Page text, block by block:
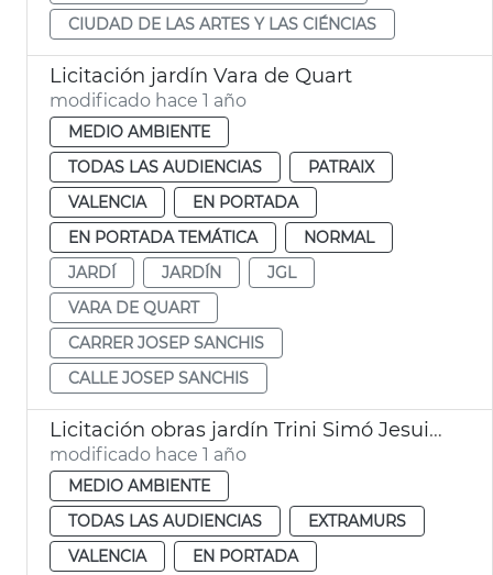
CIUDAD DE LAS ARTES Y LAS CIÉNCIAS
Licitación jardín Vara de Quart
modificado hace 1 año
MEDIO AMBIENTE
TODAS LAS AUDIENCIAS
PATRAIX
VALENCIA
EN PORTADA
EN PORTADA TEMÁTICA
NORMAL
JARDÍ
JARDÍN
JGL
VARA DE QUART
CARRER JOSEP SANCHIS
CALLE JOSEP SANCHIS
Licitación obras jardín Trini Simó Jesuitas
modificado hace 1 año
MEDIO AMBIENTE
TODAS LAS AUDIENCIAS
EXTRAMURS
VALENCIA
EN PORTADA